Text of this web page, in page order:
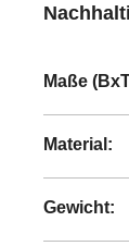
Maße
Material:
Gewicht: